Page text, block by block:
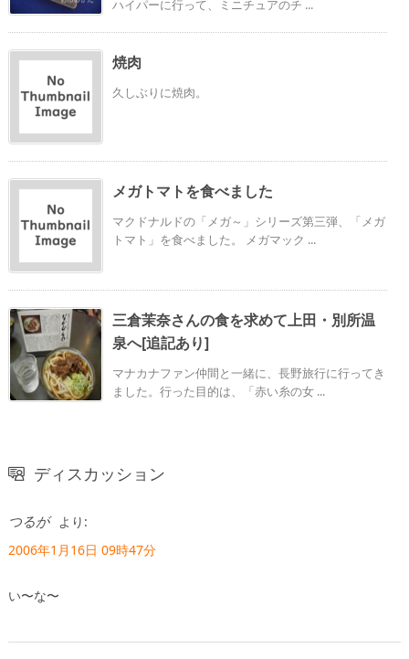
ハイパーに行って、ミニチュアのチ ...
焼肉
久しぶりに焼肉。
メガトマトを食べました
マクドナルドの「メガ～」シリーズ第三弾、「メガ
トマト」を食べました。 メガマック ...
三倉茉奈さんの食を求めて上田・別所温
泉へ[追記あり]
マナカナファン仲間と一緒に、長野旅行に行ってき
ました。行った目的は、「赤い糸の女 ...
ディスカッション
つるが より:
2006年1月16日 09時47分
い〜な〜